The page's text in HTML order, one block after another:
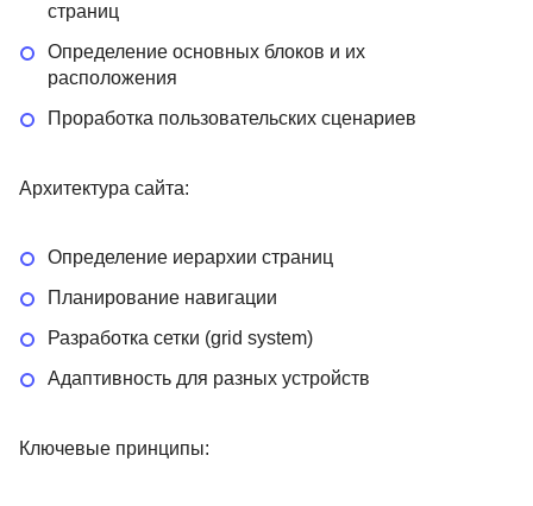
страниц
Определение основных блоков и их
расположения
Проработка пользовательских сценариев
Архитектура сайта:
Определение иерархии страниц
Планирование навигации
Разработка сетки (grid system)
Адаптивность для разных устройств
Ключевые принципы: